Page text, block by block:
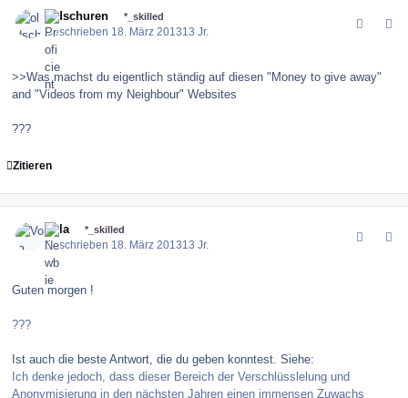
oldschuren *_skilled
Geschrieben 18. März 201313 Jr.
>>Was machst du eigentlich ständig auf diesen "Money to give away"
and "Videos from my Neighbour" Websites
???
Zitieren
Vola *_skilled
Geschrieben 18. März 201313 Jr.
Guten morgen !
???
Ist auch die beste Antwort, die du geben konntest. Siehe:
Ich denke jedoch, dass dieser Bereich der Verschlüsslelung und
Anonymisierung in den nächsten Jahren einen immensen Zuwachs